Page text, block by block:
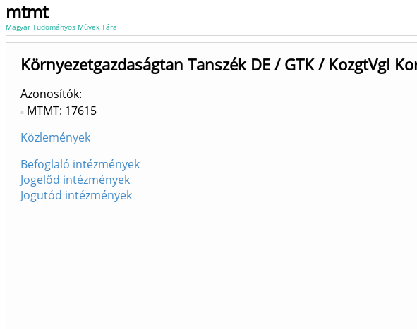
mtmt
Magyar Tudományos Művek Tára
Környezetgazdaságtan Tanszék DE / GTK / KozgtVgI
Azonosítók
MTMT: 17615
Közlemények
Befoglaló intézmények
Jogelőd intézmények
Jogutód intézmények